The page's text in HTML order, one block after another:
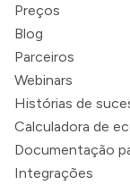
Preços
Blog
Parceiros
Webinars
Histórias de
Calculadora de
Documentação
Integrações